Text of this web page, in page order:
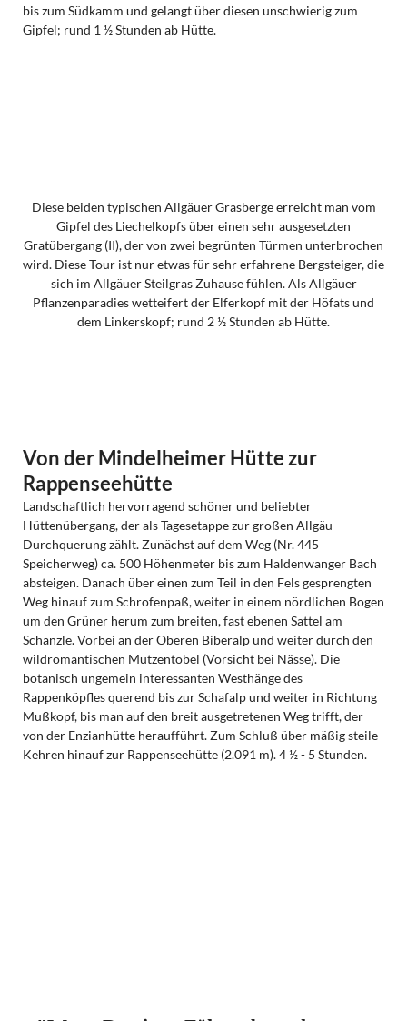
bis zum Südkamm und gelangt über diesen unschwierig zum
Gipfel; rund 1 ½ Stunden ab Hütte.
Diese beiden typischen Allgäuer Grasberge erreicht man vom
Gipfel des Liechelkopfs über einen sehr ausgesetzten
Gratübergang (II), der von zwei begrünten Türmen unterbrochen
wird. Diese Tour ist nur etwas für sehr erfahrene Bergsteiger, die
sich im Allgäuer Steilgras Zuhause fühlen. Als Allgäuer
Pflanzenparadies wetteifert der Elferkopf mit der Höfats und
dem Linkerskopf; rund 2 ½ Stunden ab Hütte.
Von der Mindelheimer Hütte zur
Rappenseehütte
Landschaftlich hervorragend schöner und beliebter
Hüttenübergang, der als Tagesetappe zur großen Allgäu-
Durchquerung zählt. Zunächst auf dem Weg (Nr. 445
Speicherweg) ca. 500 Höhenmeter bis zum Haldenwanger Bach
absteigen. Danach über einen zum Teil in den Fels gesprengten
Weg hinauf zum Schrofenpaß, weiter in einem nördlichen Bogen
um den Grüner herum zum breiten, fast ebenen Sattel am
Schänzle. Vorbei an der Oberen Biberalp und weiter durch den
wildromantischen Mutzentobel (Vorsicht bei Nässe). Die
botanisch ungemein interessanten Westhänge des
Rappenköpfles querend bis zur Schafalp und weiter in Richtung
Mußkopf, bis man auf den breit ausgetretenen Weg trifft, der
von der Enzianhütte heraufführt. Zum Schluß über mäßig steile
Kehren hinauf zur Rappenseehütte (2.091 m). 4 ½ - 5 Stunden.